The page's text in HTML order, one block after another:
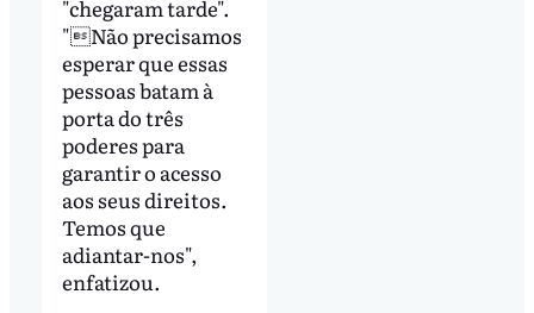
"chegaram tarde".
"Não precisamos
esperar que essas
pessoas batam à
porta do três
poderes para
garantir o acesso
aos seus direitos.
Temos que
adiantar-nos",
enfatizou.